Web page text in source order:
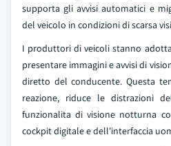
supporta gli avvisi automatici e
del veicolo in condizioni di scarsa
I produttori di veicoli stanno
presentare immagini e avvisi di
diretto del conducente. Questa
reazione, riduce le distrazioni
funzionalita di visione notturna
cockpit digitale e dell'interfaccia